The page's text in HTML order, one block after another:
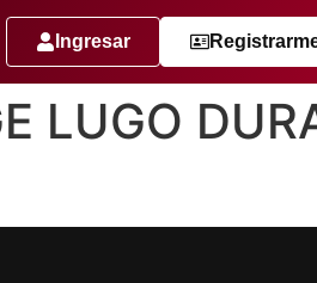
Ingresar
LUGO